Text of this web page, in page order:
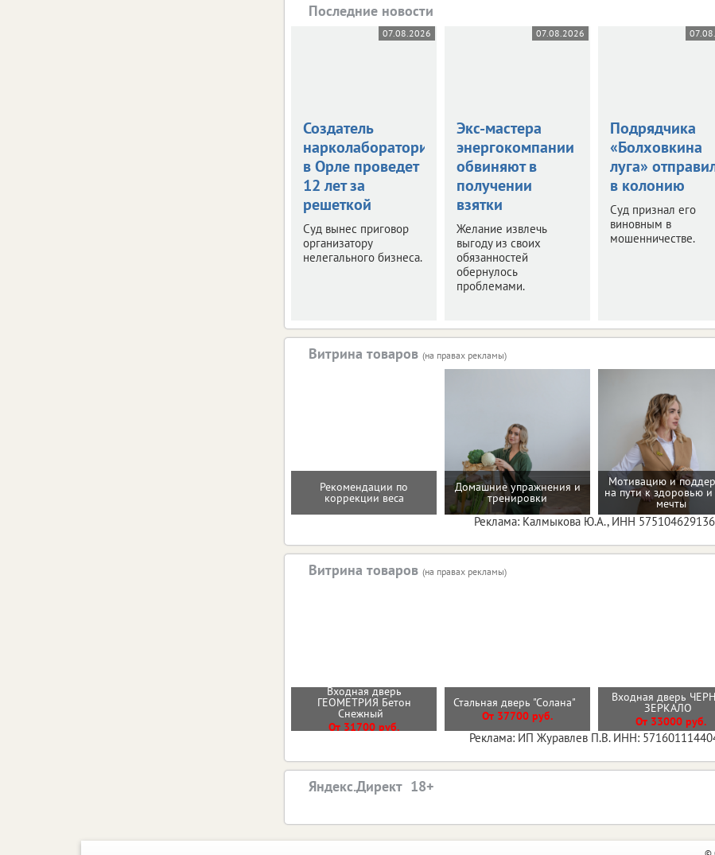
Последние новости
07.08.2026
Создатель
нарколаборатории
в Орле проведет
12 лет за
решеткой
Суд вынес приговор
организатору
нелегального бизнеса.
07.08.2026
Экс-мастера
энергокомпании
обвиняют в
получении
взятки
Желание извлечь
выгоду из своих
обязанностей
обернулось
проблемами.
Подрядчика
«Болховкина
луга»
в колонию
Суд признал его
виновным в
мошенничестве.
Витрина товаров (на правах рекламы)
Рекомендации по
коррекции веса
Домашние упражнения и
тренировки
Мотивацию и
на пути к здоровью и
мечты
Реклама: Калмыкова Ю.А., ИНН 575104629136
Витрина товаров (на правах рекламы)
Входная дверь
ГЕОМЕТРИЯ Бетон
Снежный
От 31700 руб.
Стальная дверь "Солана"
От 37700 руб.
Входная дверь
ЗЕРКАЛО
От 33000 руб.
Реклама: ИП Журавлев П.В. ИНН:
Яндекс.Директ